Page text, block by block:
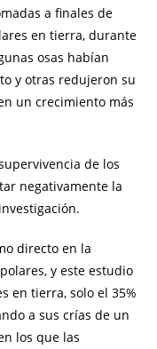
a finales de
en tierra, durante
osas habían
y otras redujeron su
un crecimiento más
de los
negativamente la
directo en la
y este estudio
en tierra, solo el 35%
a sus crías de un
los que las